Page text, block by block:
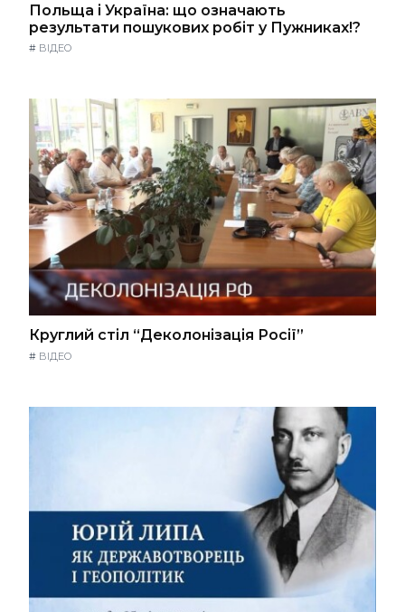
Польща і Україна: що означають
результати пошукових робіт у Пужниках!?
# ВІДЕО
Круглий стіл “Деколонізація Росії”
# ВІДЕО